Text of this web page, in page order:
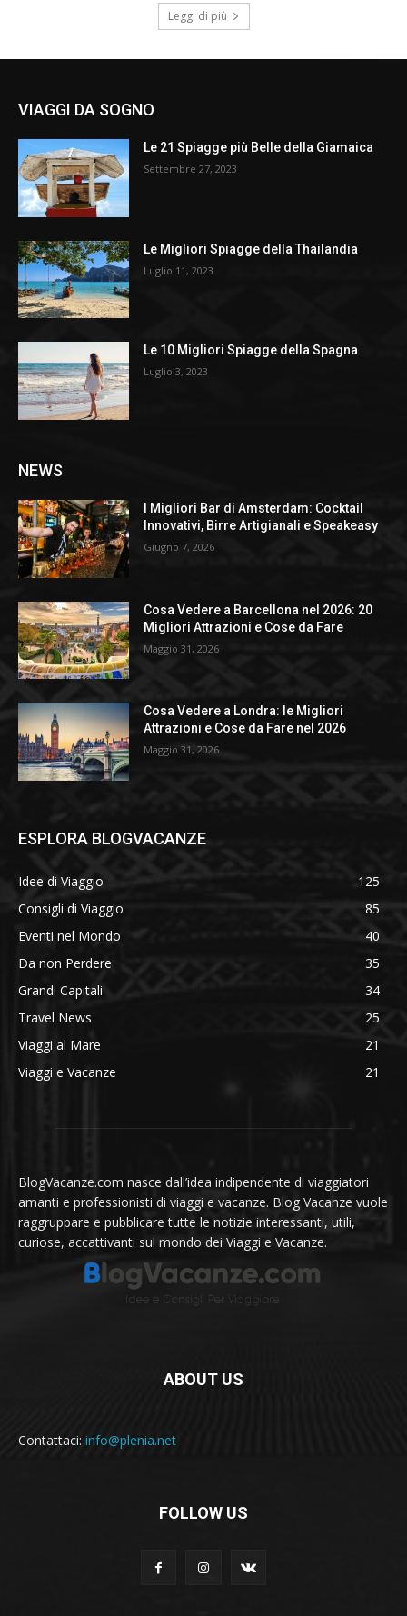
Leggi di più
VIAGGI DA SOGNO
Le 21 Spiagge più Belle della Giamaica
Settembre 27, 2023
Le Migliori Spiagge della Thailandia
Luglio 11, 2023
Le 10 Migliori Spiagge della Spagna
Luglio 3, 2023
NEWS
I Migliori Bar di Amsterdam: Cocktail
Innovativi, Birre Artigianali e Speakeasy
Giugno 7, 2026
Cosa Vedere a Barcellona nel 2026: 20
Migliori Attrazioni e Cose da Fare
Maggio 31, 2026
Cosa Vedere a Londra: le Migliori
Attrazioni e Cose da Fare nel 2026
Maggio 31, 2026
ESPLORA BLOGVACANZE
Idee di Viaggio
125
Consigli di Viaggio
85
Eventi nel Mondo
40
Da non Perdere
35
Grandi Capitali
34
Travel News
25
Viaggi al Mare
21
Viaggi e Vacanze
21
BlogVacanze.com nasce dall’idea indipendente di viaggiatori
amanti e professionisti di viaggi e vacanze. Blog Vacanze vuole
raggruppare e pubblicare tutte le notizie interessanti, utili,
curiose, accattivanti sul mondo dei Viaggi e Vacanze.
ABOUT US
Contattaci: info@plenia.net
FOLLOW US